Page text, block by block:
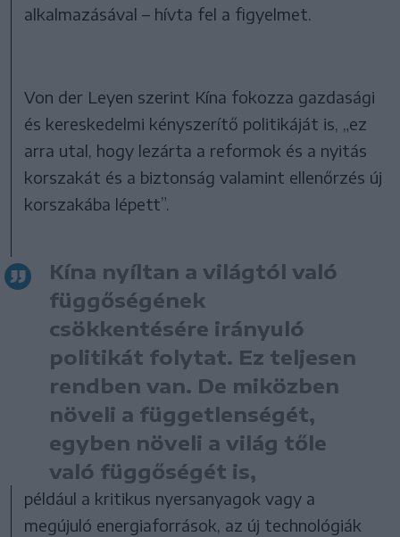
alkalmazásával – hívta fel a figyelmet.
Von der Leyen szerint Kína fokozza gazdasági
és kereskedelmi kényszerítő politikáját is, „ez
arra utal, hogy lezárta a reformok és a nyitás
korszakát és a biztonság valamint ellenőrzés új
korszakába lépett”.
Kína nyíltan a világtól való
függőségének
csökkentésére irányuló
politikát folytat. Ez teljesen
rendben van. De miközben
növeli a függetlenségét,
egyben növeli a világ tőle
való függőségét is,
például a kritikus nyersanyagok vagy a
megújuló energiaforrások, az új technológiák